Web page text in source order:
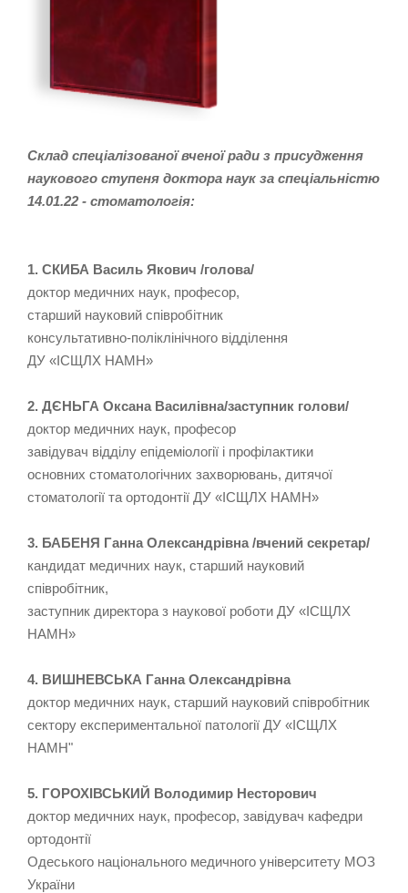
Склад спеціалізованої вченої ради з присудження
наукового ступеня доктора наук за спеціальністю
14.01.22 - стоматологія:
1. СКИБА Василь Якович /голова/
доктор медичних наук, професор,
старший науковий співробітник
консультативно-поліклінічного відділення
ДУ «ІСЩЛХ НАМН»
2. ДЄНЬГА Оксана Василівна/заступник голови/
доктор медичних наук, професор
завідувач відділу епідеміології і профілактики
основних стоматологічних захворювань, дитячої
стоматології та ортодонтії ДУ «ІСЩЛХ НАМН»
3. БАБЕНЯ Ганна Олександрівна /вчений секретар/
кандидат медичних наук, старший науковий
співробітник,
заступник директора з наукової роботи ДУ «ІСЩЛХ
НАМН»
4. ВИШНЕВСЬКА Ганна Олександрівна
доктор медичних наук, старший науковий співробітник
сектору експериментальної патології ДУ «ІСЩЛХ
НАМН"
5. ГОРОХІВСЬКИЙ Володимир Несторович
доктор медичних наук, професор, завідувач кафедри
ортодонтії
Одеського національного медичного університету МОЗ
України